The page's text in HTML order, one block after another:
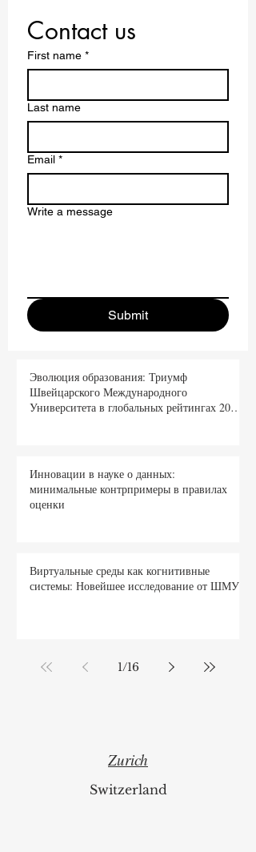
Contact us
First name *
Last name
Email *
Write a message
Submit
Эволюция образования: Триумф
Швейцарского Международного
Университета в глобальных рейтингах 2026
Инновации в науке о данных:
минимальные контрпримеры в правилах
оценки
Виртуальные среды как когнитивные
системы: Новейшее исследование от ШМУ
1/16
Zurich
Switzerland